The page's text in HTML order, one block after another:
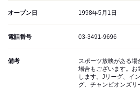
オープン日 1998年5月1日
電話番号 03-3491-9696
備考
スポーツ放映がある場
場合もございます。お
します。Jリーグ、イ
グ、チャンピオンズリ